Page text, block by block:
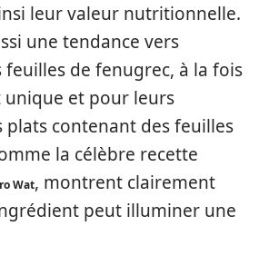
leur valeur nutritionnelle.
une tendance vers
feuilles de fenugrec, à la fois
et pour leurs
plats contenant des feuilles
la célèbre recette
Wat, montrent clairement
peut illuminer une